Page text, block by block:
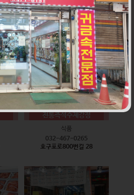
식품
032-468-6024
구월로276번길 29
전통즉석수제강정
식품
032-467-0265
호구포로800번길 28